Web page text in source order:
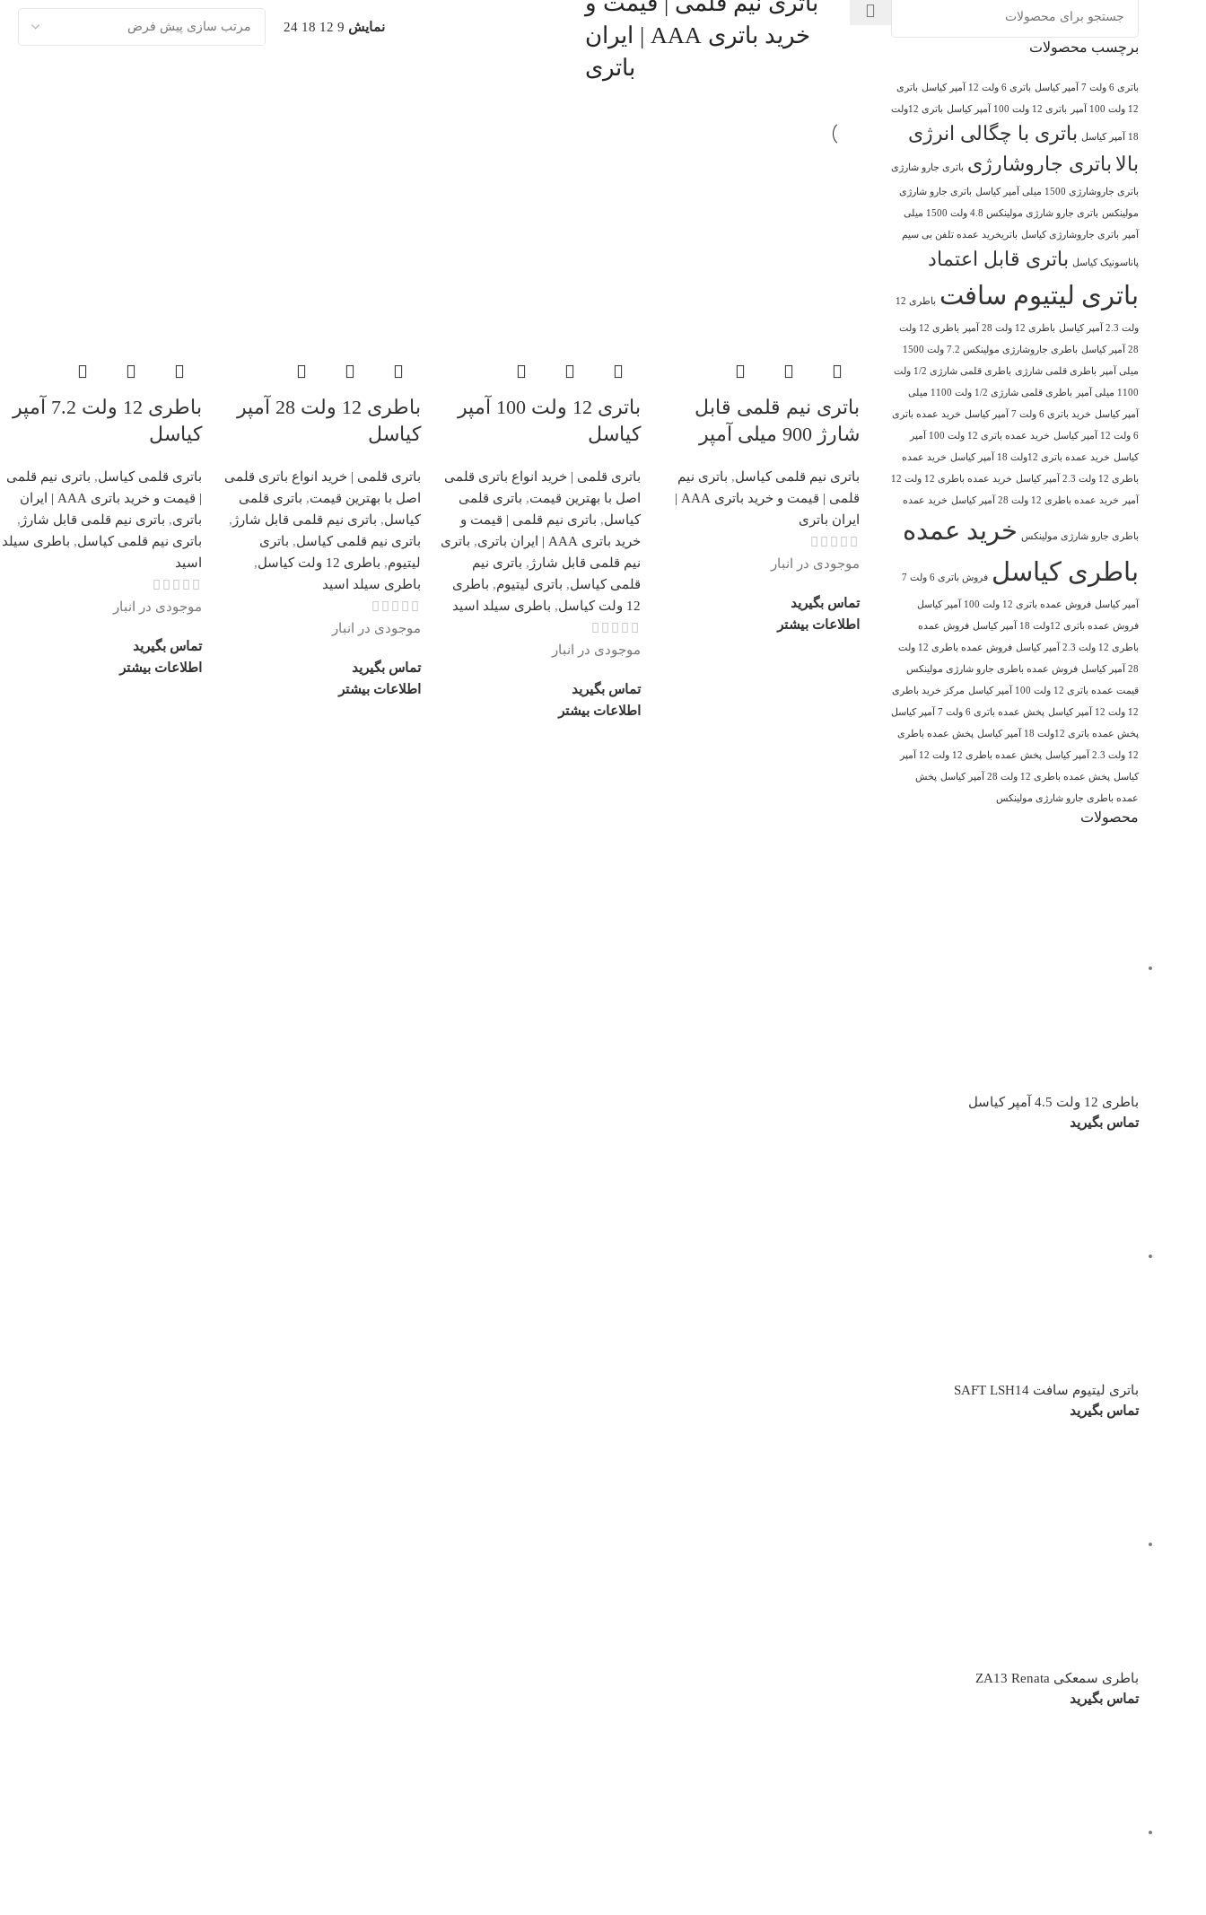
برچسب محصولات
باتری 6 ولت 7 آمپر کیاسل باتری 6 ولت 12 آمپر کیاسل باتری
12 ولت 100 آمپر باتری 12 ولت 100 آمپر کیاسل باتری 12ولت
18 آمپر کیاسل
باتری با چگالی انرژی
بالا باتری جاروشارژی باتری جارو شارژی
باتری جاروشارژی 1500 میلی آمپر کیاسل باتری جارو شارژی
مولینکس باتری جارو شارژی مولینکس 4.8 ولت 1500 میلی
آمپر باتری جاروشارژی کیاسل باتریخرید عمده تلفن بی سیم
پاناسونیک کیاسل باتری قابل اعتماد
باتری لیتیوم سافت باطری 12
ولت 2.3 آمپر کیاسل باطری 12 ولت 28 آمپر باطری 12 ولت
28 آمپر کیاسل باطری جاروشارژی مولینکس 7.2 ولت 1500
میلی آمپر باطری قلمی شارژی باطری قلمی شارژی 1/2 ولت
1100 میلی آمپر باطری قلمی شارژی 1/2 ولت 1100 میلی
آمپر کیاسل خرید باتری 6 ولت 7 آمپر کیاسل خرید عمده باتری
6 ولت 12 آمپر کیاسل خرید عمده باتری 12 ولت 100 آمپر
کیاسل خرید عمده باتری 12ولت 18 آمپر کیاسل خرید عمده
باطری 12 ولت 2.3 آمپر کیاسل خرید عمده باطری 12 ولت 12
آمپر خرید عمده باطری 12 ولت 28 آمپر کیاسل خرید عمده
باطری جارو شارژی مولینکس
خرید عمده
باطری کیاسل
فروش باتری 6 ولت 7
آمپر کیاسل فروش عمده باتری 12 ولت 100 آمپر کیاسل
فروش عمده باتری 12ولت 18 آمپر کیاسل فروش عمده
باطری 12 ولت 2.3 آمپر کیاسل فروش عمده باطری 12 ولت
28 آمپر کیاسل فروش عمده باطری جارو شارژی مولینکس
قیمت عمده باتری 12 ولت 100 آمپر کیاسل مرکز خرید باطری
12 ولت 12 آمپر کیاسل پخش عمده باتری 6 ولت 7 آمپر کیاسل
پخش عمده باتری 12ولت 18 آمپر کیاسل پخش عمده باطری
12 ولت 2.3 آمپر کیاسل پخش عمده باطری 12 ولت 12 آمپر
کیاسل پخش عمده باطری 12 ولت 28 آمپر کیاسل پخش
عمده باطری جارو شارژی مولینکس
محصولات
باطری 12 ولت 4.5 آمپر کیاسل
تماس بگیرید
باتری لیتیوم سافت SAFT LSH14
تماس بگیرید
باطری سمعکی ZA13 Renata
تماس بگیرید
خرید باتری AAA | ایران
باتری
نمایش 9
12
18
24
باتری نیم قلمی قابل
شارژ 900 میلی آمپر
باتری نیم قلمی کیاسل, باتری نیم
قلمی | قیمت و خرید باتری AAA |
ایران باتری
موجودی در انبار
تماس بگیرید
اطلاعات بیشتر
باتری 12 ولت 100 آمپر
کیاسل
باتری قلمی | خرید انواع باتری قلمی
اصل با بهترین قیمت, باتری قلمی
کیاسل, باتری نیم قلمی | قیمت و
خرید باتری AAA | ایران باتری
, باتری
نیم قلمی قابل شارژ , باتری نیم
قلمی کیاسل, باتری لیتیوم, باطری
12 ولت کیاسل
, باطری سیلد اسید
موجودی در انبار
تماس بگیرید
اطلاعات بیشتر
باطری 12 ولت 28 آمپر
کیاسل
باتری قلمی | خرید انواع باتری قلمی
اصل با بهترین قیمت, باتری قلمی
کیاسل, باتری نیم قلمی قابل شارژ ,
باتری نیم قلمی کیاسل, باتری
لیتیوم, باطری 12 ولت کیاسل
,
باطری سیلد اسید
موجودی در انبار
تماس بگیرید
اطلاعات بیشتر
باطری 12 ولت 7.2 آمپر
کیاسل
باتری قلمی کیاسل, باتری نیم قلمی
| قیمت و خرید باتری AAA | ایران
باتری, باتری نیم قلمی قابل شارژ ,
باتری نیم قلمی کیاسل, باطری سیلد
اسید
موجودی در انبار
تماس بگیرید
اطلاعات بیشتر